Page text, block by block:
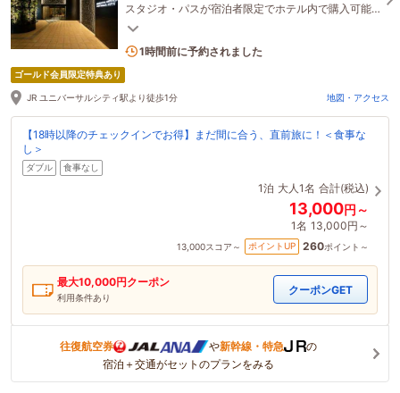
スタジオ・パスが宿泊者限定でホテル内で購入可能
★～
6名がこの宿を見ています
ゴールド会員限定特典あり
JR ユニバーサルシティ駅より徒歩1分 地図・アクセス
【18時以降のチェックインでお得】まだ間に合う、直前旅に！＜食事な
し＞
ダブル 食事なし
1泊 大人1名 合計(税込)
13,000円～
1名 13,000円～
13,000スコア～ ポイントUP 260ポイント～
最大10,000円クーポン
利用条件あり
クーポンGET
往復航空券 や新幹線・特急
の
宿泊＋交通がセットのプランをみる